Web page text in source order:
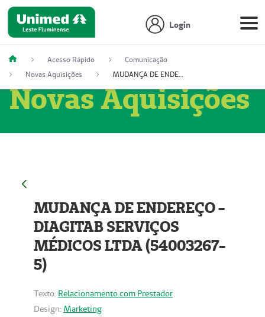
Login
Acesso Rápido
Comunicação
Novas Aquisições
MUDANÇA DE ENDEREÇO - DIAGITAB SERVIÇOS MÉDICOS LTDA (54003267-5)
Novas Aquisições
MUDANÇA DE ENDEREÇO -
DIAGITAB SERVIÇOS
MÉDICOS LTDA (54003267-
5)
Texto: Relacionamento com Prestador
Design: Marketing